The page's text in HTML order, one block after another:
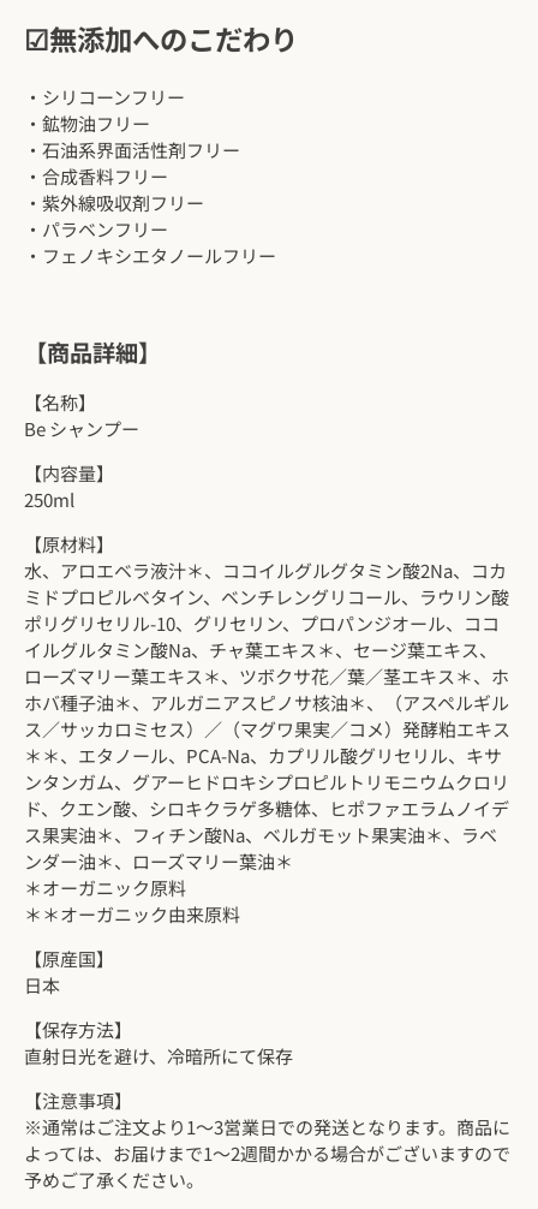
☑︎無添加への​こだわり
・シリコーンフリー
・鉱物油フリー
・石油系界面活性剤フリー
・合成香料フリー
・紫外線吸収剤フリー
・パラベンフリー
・フェノキシエタノールフリー
【商品詳細】
【名称】
Be シャンプー
【内容量】
250ml
【原材料】
水、アロエベラ液汁＊、ココイルグルグタミン酸2Na、コカ
ミドプロピルベタイン、ベンチレングリコール、ラウリン酸
ポリグリセリル-10、グリセリン、プロパンジオール、ココ
イルグルタミン酸Na、チャ葉エキス＊、セージ葉エキス、
ローズマリー葉エキス＊、ツボクサ花／葉／茎エキス＊、ホ
ホバ種子油＊、アルガニアスピノサ核油＊、（アスペルギル
ス／サッカロミセス）／（マグワ果実／コメ）発酵粕エキス
＊＊、エタノール、PCA-Na、カプリル酸グリセリル、キサ
ンタンガム、グアーヒドロキシプロピルトリモニウムクロリ
ド、クエン酸、シロキクラゲ多糖体、ヒポファエラムノイデ
ス果実油＊、フィチン酸Na、ベルガモット果実油＊、ラベ
ンダー油＊、ローズマリー葉油＊
＊オーガニック原料
＊＊オーガニック由来原料
【原産国】
日本
【保存方法】
直射日光を避け、冷暗所にて保存
【注意事項】
※通常はご注文より1～3営業日での発送となります。 商品に
よっては、お届けまで1～2週間かかる場合がございますので
予めご了承ください。